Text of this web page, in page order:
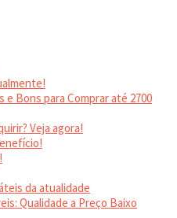
e Bons para Comprar até 2700
Veja agora!
da atualidade
Qualidade a Preço Baixo